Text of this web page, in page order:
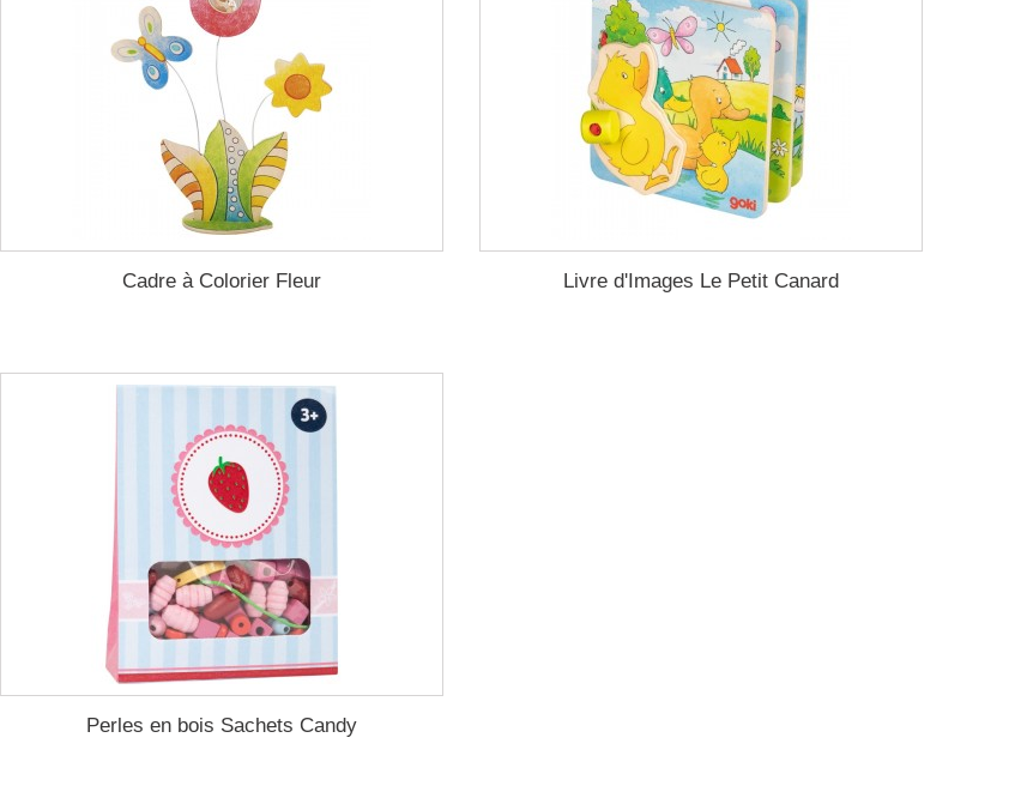
Cadre à Colorier Fleur Livre d'Images Le Petit Canard
Perles en bois Sachets Candy